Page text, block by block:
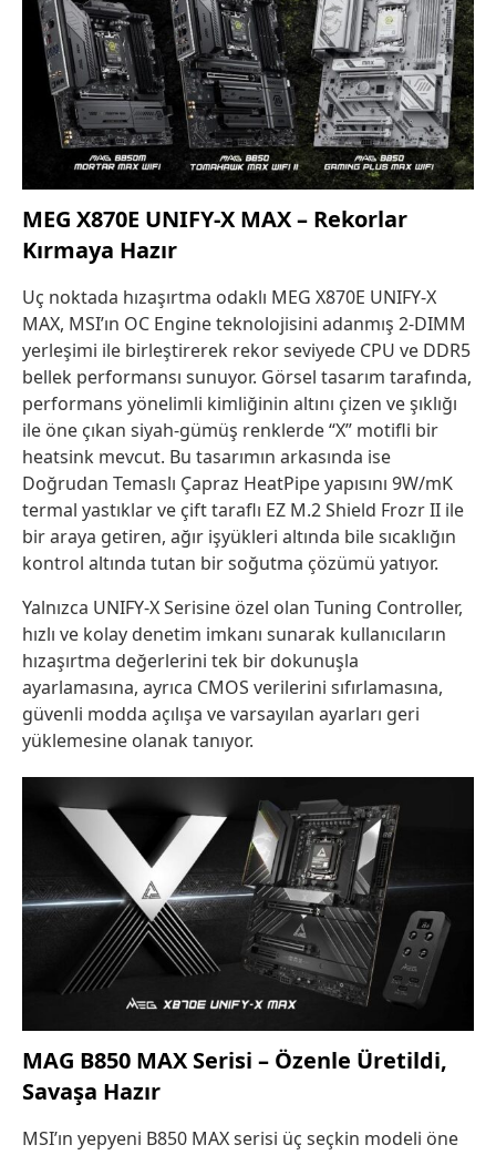
MEG X870E UNIFY-X MAX – Rekorlar
Kırmaya Hazır
Uç noktada hızaşırtma odaklı MEG X870E UNIFY-X
MAX, MSI’ın OC Engine teknolojisini adanmış 2-DIMM
yerleşimi ile birleştirerek rekor seviyede CPU ve DDR5
bellek performansı sunuyor. Görsel tasarım tarafında,
performans yönelimli kimliğinin altını çizen ve şıklığı
ile öne çıkan siyah-gümüş renklerde “X” motifli bir
heatsink mevcut. Bu tasarımın arkasında ise
Doğrudan Temaslı Çapraz HeatPipe yapısını 9W/mK
termal yastıklar ve çift taraflı EZ M.2 Shield Frozr II ile
bir araya getiren, ağır işyükleri altında bile sıcaklığın
kontrol altında tutan bir soğutma çözümü yatıyor.
Yalnızca UNIFY-X Serisine özel olan Tuning Controller,
hızlı ve kolay denetim imkanı sunarak kullanıcıların
hızaşırtma değerlerini tek bir dokunuşla
ayarlamasına, ayrıca CMOS verilerini sıfırlamasına,
güvenli modda açılışa ve varsayılan ayarları geri
yüklemesine olanak tanıyor.
MAG B850 MAX Serisi – Özenle Üretildi,
Savaşa Hazır
MSI’ın yepyeni B850 MAX serisi üç seçkin modeli öne